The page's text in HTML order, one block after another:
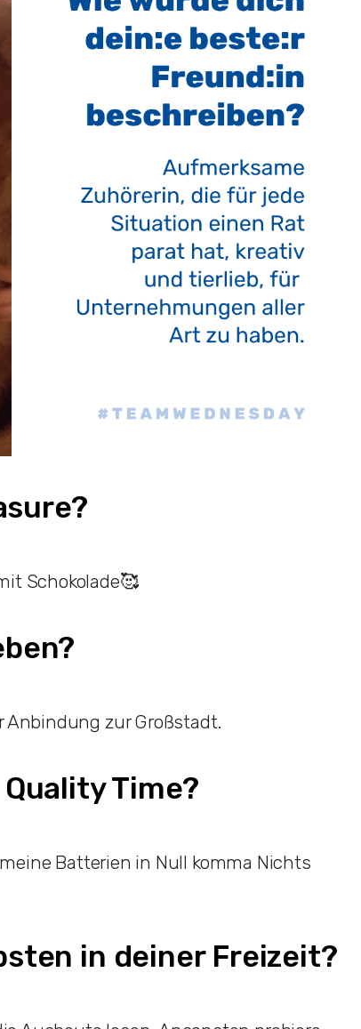
Schokolade🥰
zur Großstadt.
Time?
Batterien in Null komma Nichts
in deiner Freizeit?